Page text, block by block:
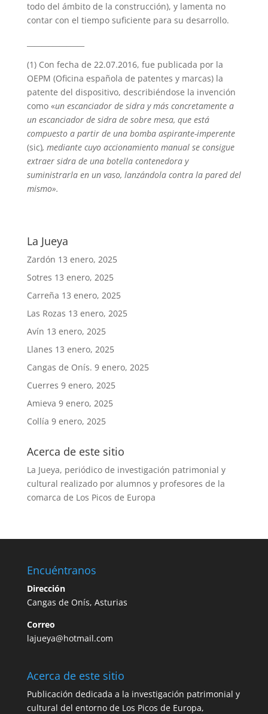
todo del ámbito de la construcción), y lamenta no
contar con el tiempo suficiente para su desarrollo.
(1) Con fecha de 22.07.2016, fue publicada por la
OEPM (Oficina española de patentes y marcas) la
patente del dispositivo, describiéndose la invención
como «un escanciador de sidra y más concretamente a
un escanciador de sidra de sobre mesa, que está
compuesto a partir de una bomba aspirante-imperente
(sic), mediante cuyo accionamiento manual se consigue
extraer sidra de una botella contenedora y
suministrarla en un vaso, lanzándola contra la pared del
mismo».
La Jueya
Zardón 13 enero, 2025
Sotres 13 enero, 2025
Carreña 13 enero, 2025
Las Rozas 13 enero, 2025
Avín 13 enero, 2025
Llanes 13 enero, 2025
Cangas de Onís. 9 enero, 2025
Cuerres 9 enero, 2025
Amieva 9 enero, 2025
Collía 9 enero, 2025
Acerca de este sitio
La Jueya, periódico de investigación patrimonial y
cultural realizado por alumnos y profesores de la
comarca de Los Picos de Europa
Encuéntranos
Dirección
Cangas de Onís, Asturias
Correo
lajueya@hotmail.com
Acerca de este sitio
Publicación dedicada a la investigación patrimonial y
cultural del entorno de Los Picos de Europa,